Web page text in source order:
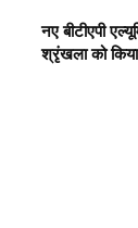
नए बीटीएपी
श्रृंखला को